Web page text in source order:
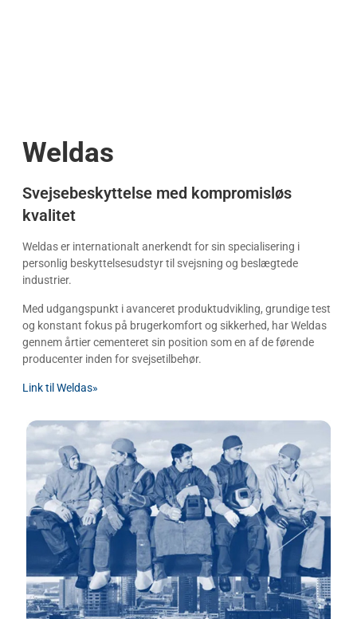
Weldas
Svejsebeskyttelse med kompromisløs
kvalitet
Weldas er internationalt anerkendt for sin specialisering i
personlig beskyttelsesudstyr til svejsning og beslægtede
industrier.
Med udgangspunkt i avanceret produktudvikling, grundige test
og konstant fokus på brugerkomfort og sikkerhed, har Weldas
gennem årtier cementeret sin position som en af de førende
producenter inden for svejsetilbehør.
Link til Weldas»